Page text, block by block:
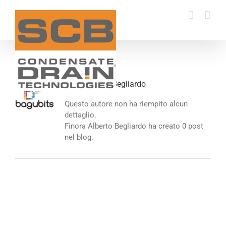
contenuto
CircaAlberto Begliardo
Questo autore non ha riempito alcun
dettaglio.
Finora Alberto Begliardo ha creato 0 post
nel blog.